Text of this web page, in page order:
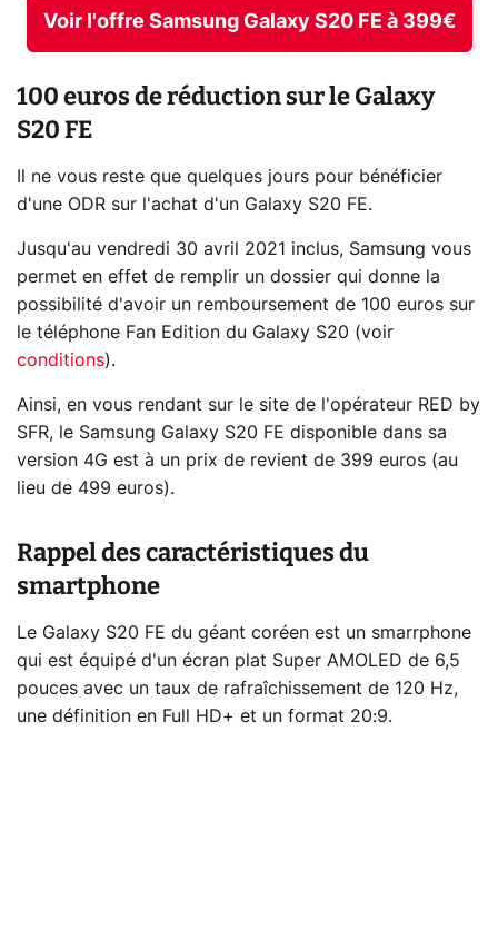
Voir l'offre Samsung Galaxy S20 FE à 399€
100 euros de réduction sur le Galaxy
S20 FE
Il ne vous reste que quelques jours pour bénéficier
d'une ODR sur l'achat d'un Galaxy S20 FE.
Jusqu'au vendredi 30 avril 2021 inclus, Samsung vous
permet en effet de remplir un dossier qui donne la
possibilité d'avoir un remboursement de 100 euros sur
le téléphone Fan Edition du Galaxy S20 (voir
conditions).
Ainsi, en vous rendant sur le site de l'opérateur RED by
SFR, le Samsung Galaxy S20 FE disponible dans sa
version 4G est à un prix de revient de 399 euros (au
lieu de 499 euros).
Rappel des caractéristiques du
smartphone
Le Galaxy S20 FE du géant coréen est un smarrphone
qui est équipé d'un écran plat Super AMOLED de 6,5
pouces avec un taux de rafraîchissement de 120 Hz,
une définition en Full HD+ et un format 20:9.